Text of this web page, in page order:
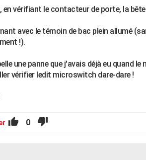
vérifiant le contacteur de porte, la bête
avec le témoin de bac plein allumé
!).
une panne que j'avais déjà eu quand
vérifier ledit microswitch dare-dare !
0